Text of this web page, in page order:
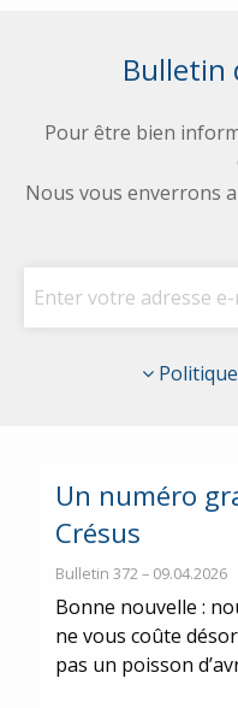
Bulletin
Pour être bien
Nous vous enverrons
Un numéro
Crésus
Bulletin 372 – 09.04.2026
Bonne nouvelle :
ne vous coûte
pas un poisson